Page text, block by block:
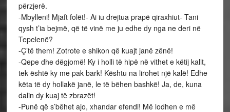
përzjerë.
-Mbylleni! Mjaft folët!- Ai iu drejtua prapë qiraxhiut- Tani
qysh t’ia bejmë, që të vinë me ju edhe dy nga ne deri në
Tepelenë?
-Ç’të them! Zotrote e shikon që kuajt janë zënë!
-Qepe dhe dëgjomë! Ky i holli të hipë në vithet e këtij kalit,
tek është ky me pak bark! Kështu na lirohet një kalë! Edhe
këta të dy hollakë janë, le të bëhen bashkë! Ja, de, kuna
dalin dy kuaj të zbrazët!
-Punë që s’bëhet ajo, xhandar efendi! Më lodhen e më